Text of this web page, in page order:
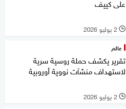
على كييف
l 2 يوليو 2026
عالم
تقرير يكشف حملة روسية سرية
لاستهداف منشآت نووية أوروبية
l 2 يوليو 2026